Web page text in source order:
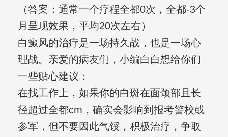
（答案：通常一个疗程全都0次，全都-3个
月呈现效果，平均20次左右）
白癜风的治疗是一场持久战，也是一场心
理战。亲爱的病友们，小编白白想给你们
一些贴心建议：
在找工作上，如果你的白斑在面颈部且长
径超过全都cm，确实会影响到报考警校或
参军，但不要因此气馁，积极治疗，争取